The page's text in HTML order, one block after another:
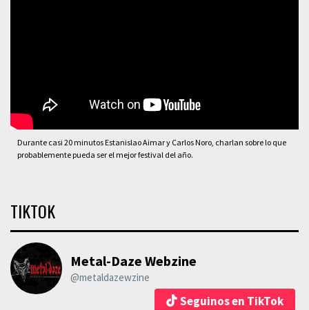
Durante casi 20 minutos Estanislao Aimar y Carlos Noro, charlan sobre lo que
probablemente pueda ser el mejor festival del año.
TIKTOK
Metal-Daze Webzine
@metaldazewzine
Seguinos en TikTok